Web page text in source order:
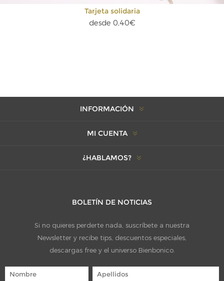
Tarjeta solidaria
desde 0,40€
INFORMACIÓN
MI CUENTA
¿HABLAMOS?
BOLETÍN DE NOTICIAS
Si no quieres perderte nada, suscríbete a nuestra
Newsletter y recibe tips, descuentos especiales,
descargas free y el universo Bienbonico.